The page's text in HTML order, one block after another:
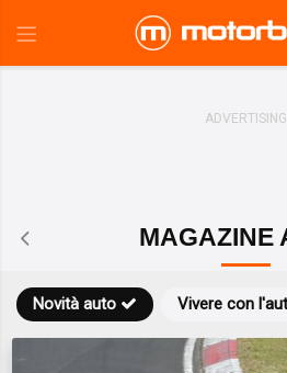
MAGAZINE
Novità auto Vivere con